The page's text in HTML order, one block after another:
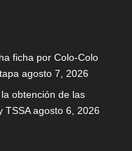
ficha por Colo-Colo
agosto 7, 2026
obtención de las
TSSA agosto 6, 2026